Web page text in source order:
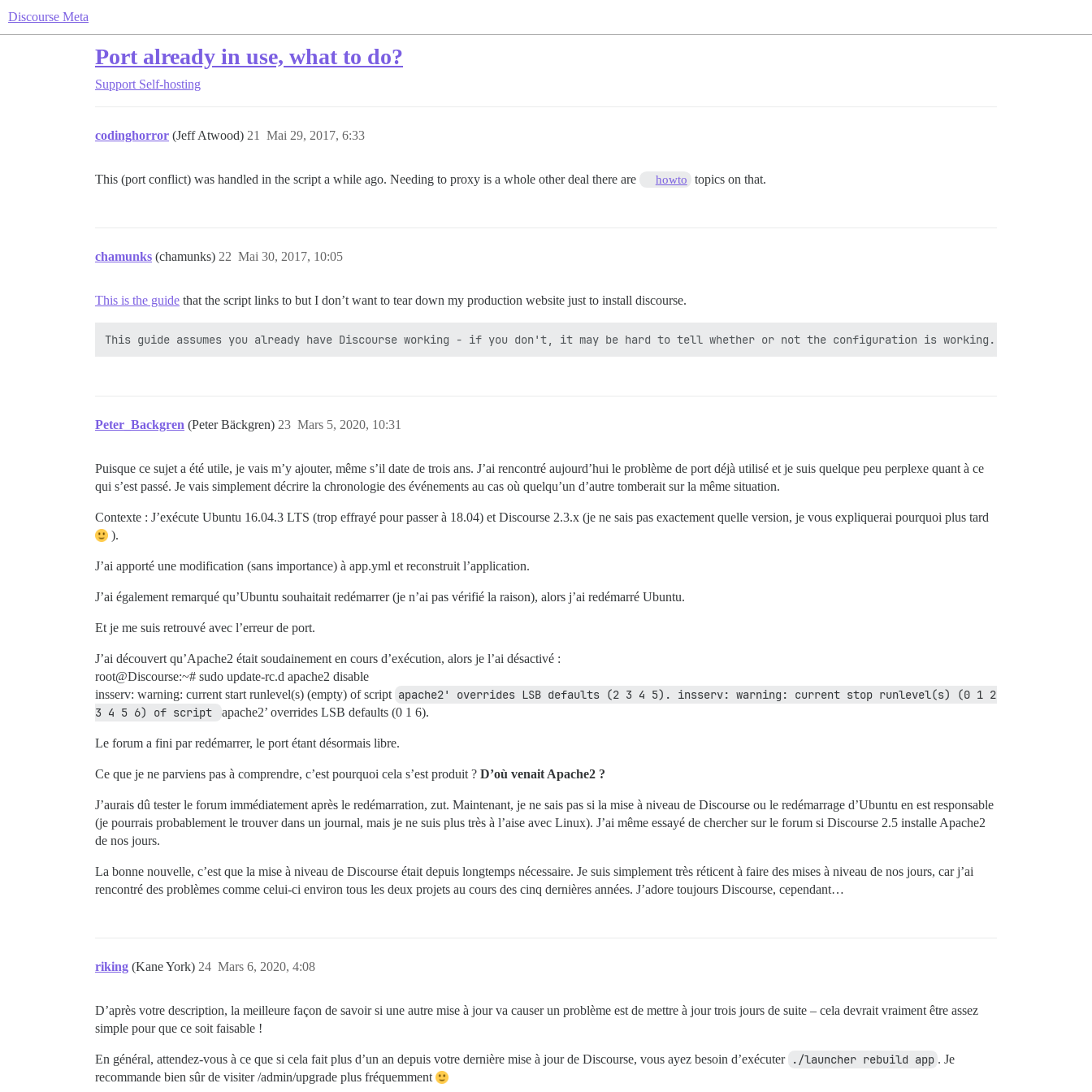
Discourse Meta
Port already in use, what to do?
Support Self-hosting
codinghorror (Jeff Atwood) Mai 29, 2017, 6:33
21
This (port conflict) was handled in the script a while ago. Needing to proxy is a whole other deal there are howto topics on that.
chamunks (chamunks) Mai 30, 2017, 10:05
22
This is the guide that the script links to but I don’t want to tear down my production website just to install discourse.
Peter_Backgren (Peter Bäckgren) Mars 5, 2020, 10:31
23
Puisque ce sujet a été utile, je vais m’y ajouter, même s’il date de trois ans. J’ai rencontré aujourd’hui le problème de port déjà utilisé et je suis quelque peu perplexe quant à ce
qui s’est passé. Je vais simplement décrire la chronologie des événements au cas où quelqu’un d’autre tomberait sur la même situation.
Contexte : J’exécute Ubuntu 16.04.3 LTS (trop effrayé pour passer à 18.04) et Discourse 2.3.x (je ne sais pas exactement quelle version, je vous expliquerai pourquoi plus tard
).
J’ai apporté une modification (sans importance) à app.yml et reconstruit l’application.
J’ai également remarqué qu’Ubuntu souhaitait redémarrer (je n’ai pas vérifié la raison), alors j’ai redémarré Ubuntu.
Et je me suis retrouvé avec l’erreur de port.
J’ai découvert qu’Apache2 était soudainement en cours d’exécution, alors je l’ai désactivé :
root@Discourse:~# sudo update-rc.d apache2 disable
insserv: warning: current start runlevel(s) (empty) of script apache2' overrides LSB defaults (2 3 4 5). insserv: warning: current stop runlevel(s) (0 1 2
3 4 5 6) of script
apache2’ overrides LSB defaults (0 1 6).
Le forum a fini par redémarrer, le port étant désormais libre.
Ce que je ne parviens pas à comprendre, c’est pourquoi cela s’est produit ? D’où venait Apache2 ?
J’aurais dû tester le forum immédiatement après le redémarration, zut. Maintenant, je ne sais pas si la mise à niveau de Discourse ou le redémarrage d’Ubuntu en est responsable
(je pourrais probablement le trouver dans un journal, mais je ne suis plus très à l’aise avec Linux). J’ai même essayé de chercher sur le forum si Discourse 2.5 installe Apache2
de nos jours.
La bonne nouvelle, c’est que la mise à niveau de Discourse était depuis longtemps nécessaire. Je suis simplement très réticent à faire des mises à niveau de nos jours, car j’ai
rencontré des problèmes comme celui-ci environ tous les deux projets au cours des cinq dernières années. J’adore toujours Discourse, cependant…
riking (Kane York) Mars 6, 2020, 4:08
24
D’après votre description, la meilleure façon de savoir si une autre mise à jour va causer un problème est de mettre à jour trois jours de suite – cela devrait vraiment être assez
simple pour que ce soit faisable !
En général, attendez-vous à ce que si cela fait plus d’un an depuis votre dernière mise à jour de Discourse, vous ayez besoin d’exécuter ./launcher rebuild app . Je
recommande bien sûr de visiter /admin/upgrade plus fréquemment